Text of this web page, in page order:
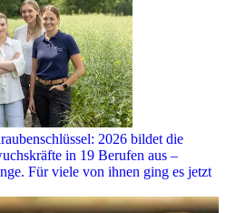
2026 bildet die
in 19 Berufen aus –
Für viele von ihnen ging es jetzt